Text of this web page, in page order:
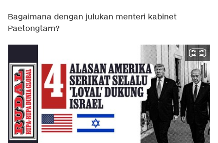
Bagaimana dengan julukan menteri kabinet
Paetongtarn?